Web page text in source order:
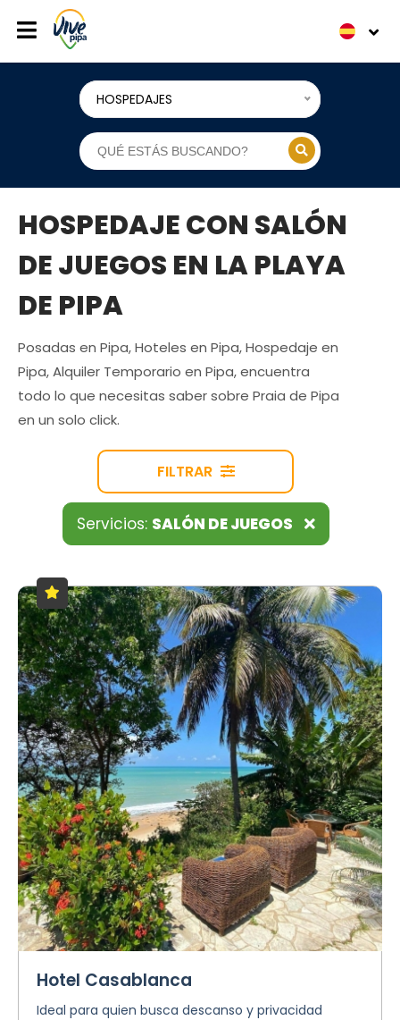
HOSPEDAJES
HOSPEDAJE CON SALÓN
DE JUEGOS EN LA PLAYA
DE PIPA
Posadas en Pipa, Hoteles en Pipa, Hospedaje en
Pipa, Alquiler Temporario en Pipa, encuentra
todo lo que necesitas saber sobre Praia de Pipa
en un solo click.
FILTRAR
Servicios: SALÓN DE JUEGOS
Hotel Casablanca
Ideal para quien busca descanso y privacidad